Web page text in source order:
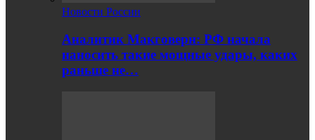
Новости России
Аналитик Макговерн: РФ начала
наносить такие мощные удары, каких
раньше не…